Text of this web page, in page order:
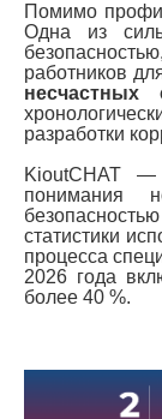
Помимо
Одна из
работников
несчастных
разработки
KioutCHAT —
понимания
статистики
процесса
2026 года
более 40 %.